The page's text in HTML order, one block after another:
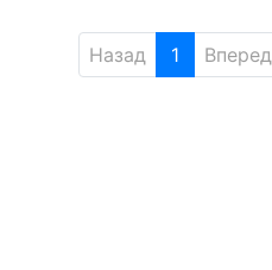
Назад 1 Вперед